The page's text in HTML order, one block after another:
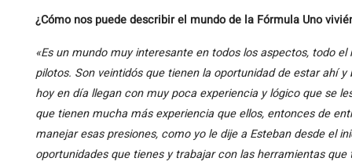
¿Cómo nos puede describir el mundo de la Fórmula Uno
«Es un mundo muy interesante en todos los aspectos, todo
pilotos. Son veintidós que tienen la oportunidad de estar ahí
hoy en día llegan con muy poca experiencia y lógico que se
que tienen mucha más experiencia que ellos, entonces de
manejar esas presiones, como yo le dije a Esteban desde el
oportunidades que tienes y trabajar con las herramientas